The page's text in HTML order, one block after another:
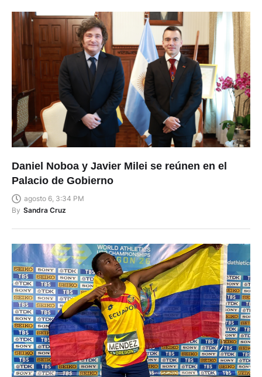
Daniel Noboa y Javier Milei se reúnen en el
Palacio de Gobierno
agosto 6, 3:34 PM
By Sandra Cruz